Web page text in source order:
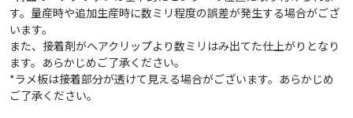
す。量産時や追加生産時に数ミリ程度の誤差が発生する場合がござ
います。
また、接着剤がヘアクリップより数ミリはみ出てた仕上がりとなり
ます。あらかじめご了承ください。
*ラメ板は接着部分が透けて見える場合がございます。あらかじめ
ご了承ください。